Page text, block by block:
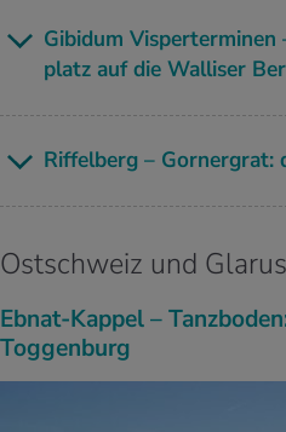
Gi­bi­dum
platz auf die Wal­li­ser
Rif­fel­berg – Gor­n­er­grat:
Ostschweiz und Glarus
Ebnat-Kappel –
Toggenburg